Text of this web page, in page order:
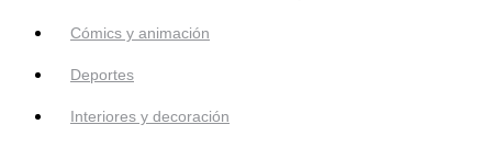
Cómics y animación
Deportes
Interiores y decoración